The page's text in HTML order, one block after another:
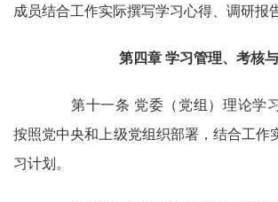
成员结合工作实际撰写学习心得、调研报
第四章 学习管理、考核
第十一条 党委（党组）理论学
按照党中央和上级党组织部署，结合工作
习计划。